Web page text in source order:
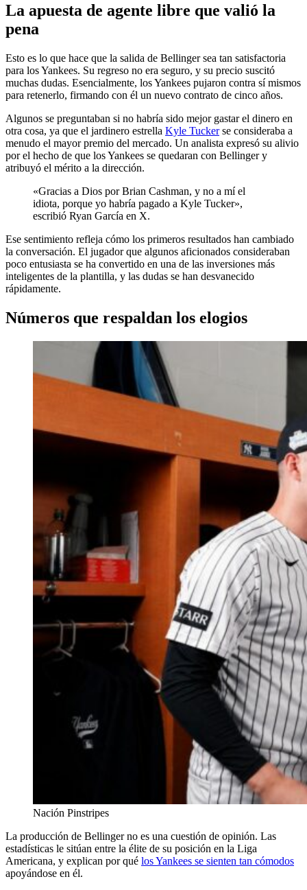
La apuesta de agente libre que valió la
pena
Esto es lo que hace que la salida de Bellinger sea tan satisfactoria
para los Yankees. Su regreso no era seguro, y su precio suscitó
muchas dudas. Esencialmente, los Yankees pujaron contra sí mismos
para retenerlo, firmando con él un nuevo contrato de cinco años.
Algunos se preguntaban si no habría sido mejor gastar el dinero en
otra cosa, ya que el jardinero estrella Kyle Tuckerse consideraba a
menudo el mayor premio del mercado. Un analista expresó su alivio
por el hecho de que los Yankees se quedaran con Bellinger y
atribuyó el mérito a la dirección.
«Gracias a Dios por Brian Cashman, y no a mí el
idiota, porque yo habría pagado a Kyle Tucker»,
escribió Ryan García en X.
Ese sentimiento refleja cómo los primeros resultados han cambiado
la conversación. El jugador que algunos aficionados consideraban
poco entusiasta se ha convertido en una de las inversiones más
inteligentes de la plantilla, y las dudas se han desvanecido
rápidamente.
Números que respaldan los elogios
Nación Pinstripes
La producción de Bellinger no es una cuestión de opinión. Las
estadísticas le sitúan entre la élite de su posición en la Liga
Americana, y explican por qué los Yankees se sienten tan cómodos
apoyándose en él.